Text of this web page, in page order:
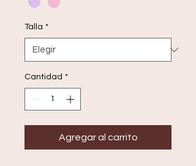
Talla *
Cantidad *
Agregar al carrito